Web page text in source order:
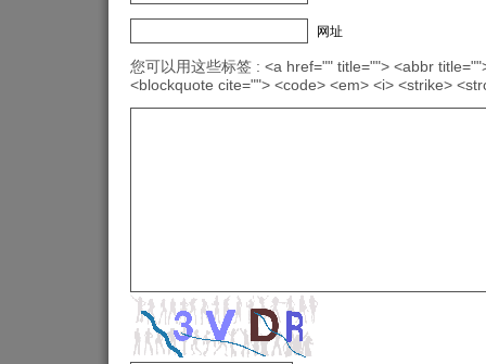
网址
您可以用这些标签 : <a href="" title=""> <abbr
<blockquote cite=""> <code> <em> <i> <strike>